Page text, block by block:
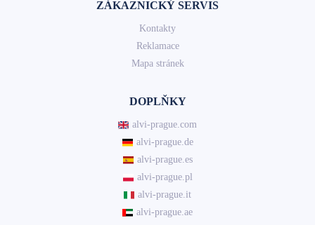
ZÁKAZNICKÝ SERVIS
Kontakty
Reklamace
Mapa stránek
DOPLŇKY
alvi-prague.com
alvi-prague.de
alvi-prague.es
alvi-prague.pl
alvi-prague.it
alvi-prague.ae